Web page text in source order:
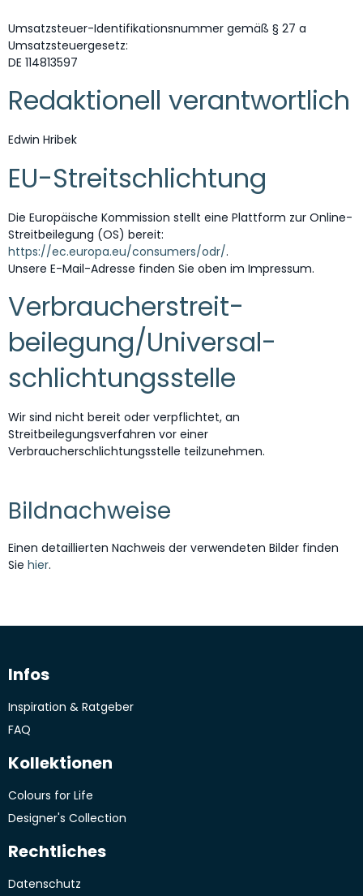
Umsatzsteuer-Identifikationsnummer gemäß § 27 a
Umsatzsteuergesetz:
DE 114813597
Redaktionell verantwortlich
Edwin Hribek
EU-Streitschlichtung
Die Europäische Kommission stellt eine Plattform zur Online-
Streitbeilegung (OS) bereit:
https://ec.europa.eu/consumers/odr/.
Unsere E-Mail-Adresse finden Sie oben im Impressum.
Verbraucher­streit­
beilegung/Universal­
schlichtungs­stelle
Wir sind nicht bereit oder verpflichtet, an
Streitbeilegungsverfahren vor einer
Verbraucherschlichtungsstelle teilzunehmen.
Bildnachweise
Einen detaillierten Nachweis der verwendeten Bilder finden
Sie hier.
Infos
Inspiration & Ratgeber
FAQ
Kollektionen
Colours for Life
Designer's Collection
Rechtliches
Datenschutz